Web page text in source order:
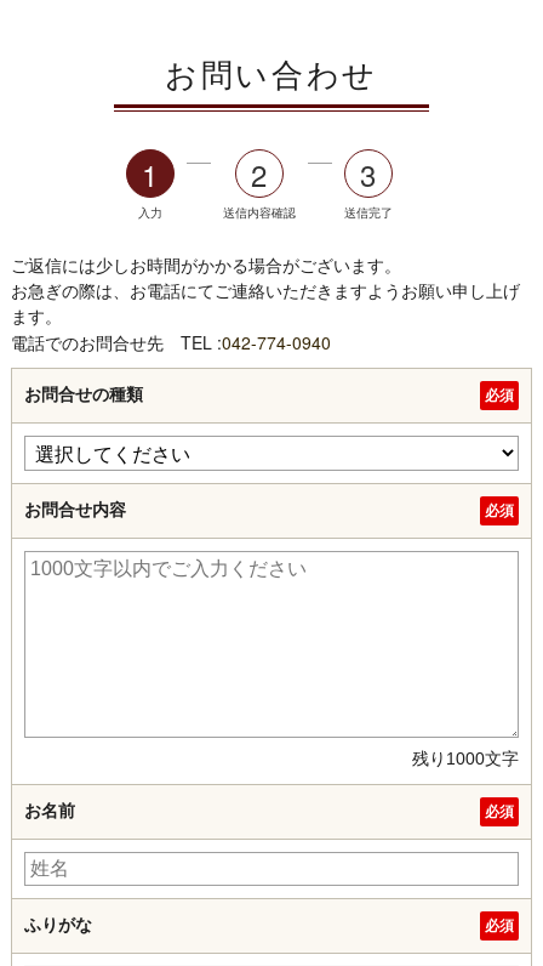
お問い合わせ
1
入力
2
送信内容確認
3
送信完了
ご返信には少しお時間がかかる場合がございます。
お急ぎの際は、お電話にてご連絡いただきますようお願い申し上げ
ます。
電話でのお問合せ先 TEL :042-774-0940
お問合せの種類
お問合せ内容
残り1000文字
お名前
ふりがな